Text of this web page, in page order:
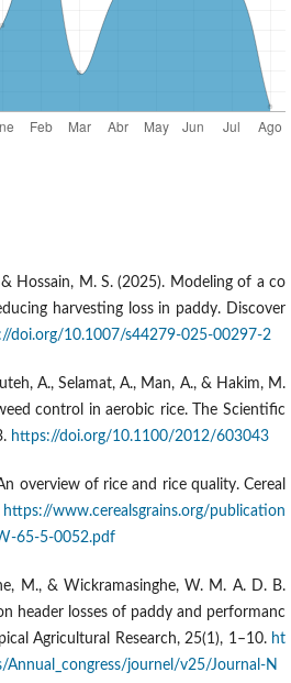
Hossain, M. S. (2025). Modeling of a co
harvesting loss in paddy. Discover
doi.org/10.1007/s44279-025-00297-2
A., Selamat, A., Man, A., & Hakim, M.
control in aerobic rice. The Scientific
https://doi.org/10.1100/2012/603043
overview of rice and rice quality. Cereal
https://www.cerealsgrains.org/publication
65-5-0052.pdf
M., & Wickramasinghe, W. M. A. D. B.
header losses of paddy and performanc
Agricultural Research, 25(1), 1–10. ht
journel/v25/Journal-N